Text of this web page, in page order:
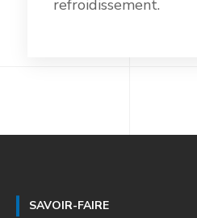
refroidissement.
SAVOIR-FAIRE